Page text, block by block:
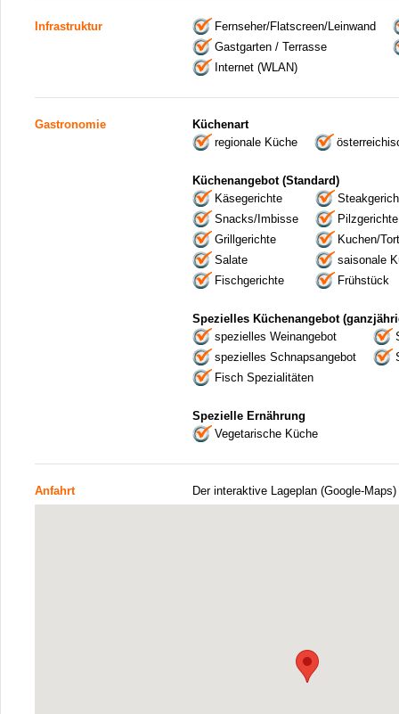
Infrastruktur
Fernseher/Flatscreen/Leinwand
Gastgarten / Terrasse
Internet (WLAN)
Gastronomie
Küchenart
regionale Küche
Küchenangebot (Standard)
Käsegerichte
Snacks/Imbisse
Pilzgerichte
Grillgerichte
Kuchen/
Salate
saisonale
Fischgerichte
Frühstück
Spezielles Küchenangebot
spezielles Weinangebot
spezielles Schnapsangebot
Fisch Spezialitäten
Spezielle Ernährung
Vegetarische Küche
Anfahrt Der interaktive Lageplan (Google-